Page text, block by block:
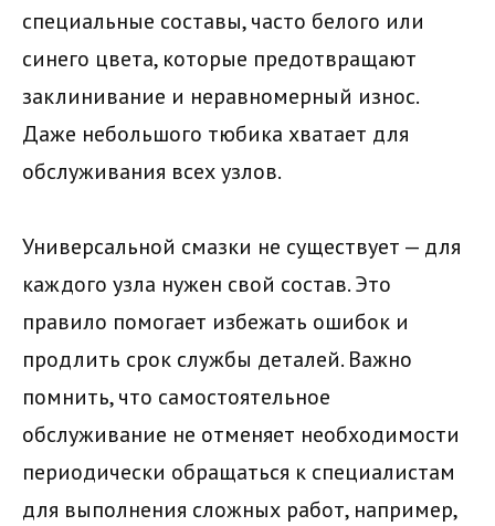
специальные составы, часто белого или
синего цвета, которые предотвращают
заклинивание и неравномерный износ.
Даже небольшого тюбика хватает для
обслуживания всех узлов.
Универсальной смазки не существует — для
каждого узла нужен свой состав. Это
правило помогает избежать ошибок и
продлить срок службы деталей. Важно
помнить, что самостоятельное
обслуживание не отменяет необходимости
периодически обращаться к специалистам
для выполнения сложных работ, например,